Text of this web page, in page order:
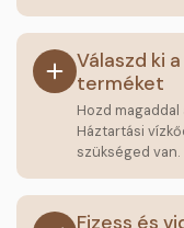
Válaszd ki
terméket
Hozd
Háztartási
szükséged van.
Fizess és